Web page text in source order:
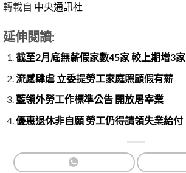
轉載自 中央通訊社
延伸閱讀:
截至2月底無薪假家數45家 較上期增3家
流感肆虐 立委提勞工家庭照顧假有薪
藍領外勞工作標準公告 開放屠宰業
優惠退休非自願 勞工仍得請領失業給付